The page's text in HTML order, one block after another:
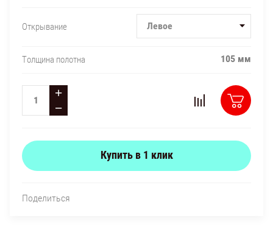
Открывание Левое
Толщина полотна 105 мм
+
−
Купить в 1 клик
Поделиться